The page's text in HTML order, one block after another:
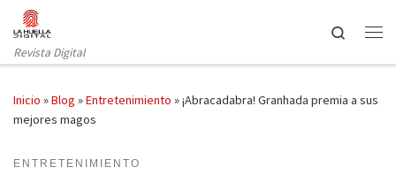
Saltar al contenido
Revista Digital
Search
Inicio »Blog »Entretenimiento »¡Abracadabra! Granhada premia a sus
mejores magos
ENTRETENIMIENTO